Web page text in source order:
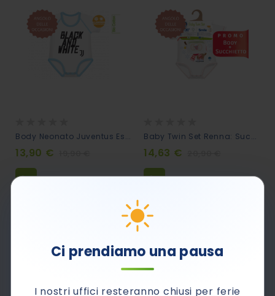
Ci prendiamo una pausa
I nostri uffici resteranno chiusi per ferie
0% Body Neonato Juventus Estensibile 0-36m - Black And White
13,90 €
0% Baby Twin Set Renna: Succhietto + Body Neonato Coordinati
14,63 €